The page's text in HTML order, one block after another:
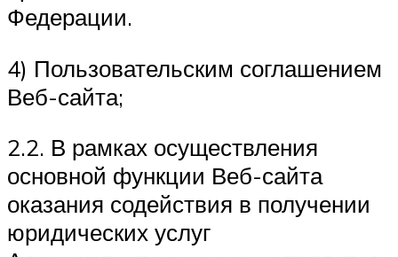
Федерации.
4) Пользовательским соглашением
Веб-сайта;
2.2. В рамках осуществления
основной функции Веб-сайта
оказания содействия в получении
юридических услуг